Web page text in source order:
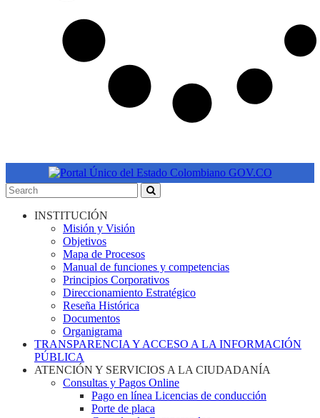
INSTITUCIÓN
Misión y Visión
Objetivos
Mapa de Procesos
Manual de funciones y competencias
Principios Corporativos
Direccionamiento Estratégico
Reseña Histórica
Documentos
Organigrama
TRANSPARENCIA Y ACCESO A LA INFORMACIÓN
PÚBLICA
ATENCIÓN Y SERVICIOS A LA CIUDADANÍA
Consultas y Pagos Online
Pago en línea Licencias de conducción
Porte de placa